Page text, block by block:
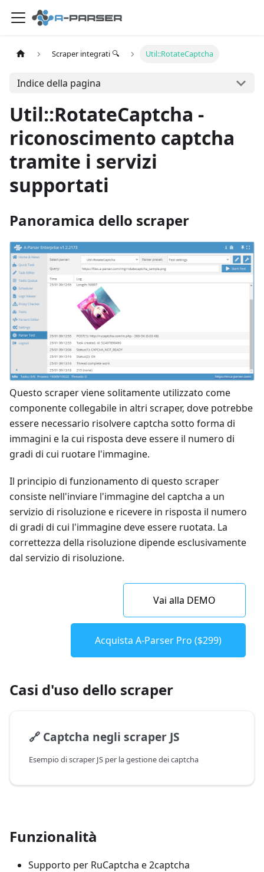
Scraper integrati 🔍 Util::RotateCaptcha
Indice della pagina
Util::RotateCaptcha -
riconoscimento captcha
tramite i servizi
supportati
Panoramica dello scraper
Questo scraper viene solitamente utilizzato come
componente collegabile in altri scraper, dove potrebbe
essere necessario risolvere captcha sotto forma di
immagini e la cui risposta deve essere il numero di
gradi di cui ruotare l'immagine.
Il principio di funzionamento di questo scraper
consiste nell'inviare l'immagine del captcha a un
servizio di risoluzione e ricevere in risposta il numero
di gradi di cui l'immagine deve essere ruotata. La
correttezza della risoluzione dipende esclusivamente
dal servizio di risoluzione.
Vai alla DEMO
Acquista A-Parser Pro ($299)
Casi d'uso dello scraper
🔗 Captcha negli scraper JS
Esempio di scraper JS per la gestione dei captcha
Funzionalità
Supporto per RuCaptcha e 2captcha